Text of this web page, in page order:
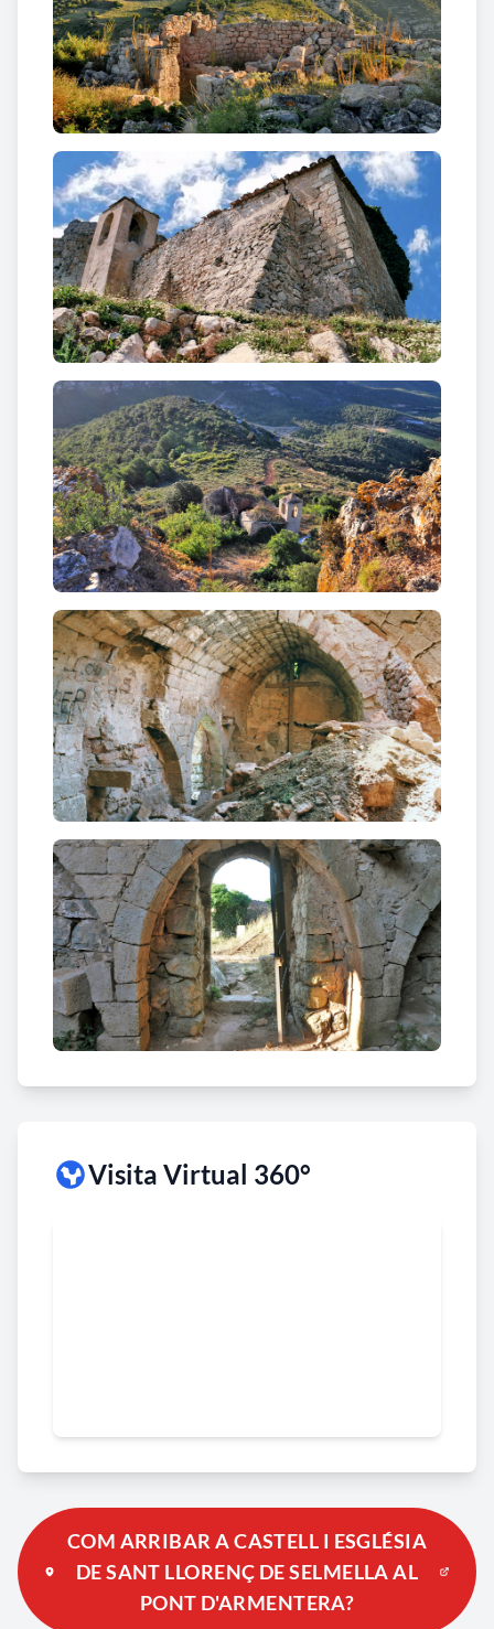
arquitectònics entre els que formen la línia
defensiva del riu Gaià que van formar la frontera
sud de la Marca Hispànica (segle X). Però tot i
formar part d’aquesta línia defensiva, el castell de
Selmella ocupa un lloc avançat respecte a la resta
de fortificacions, entre les quals hi ha els castells de
Saburella, Vallespinosa, Santa Perpètua de Gaià i
Tamarit.
De la planta original es conserven encara
importants restes (bona part de la torre de defensa
davant el fossat, alguns murs del mateix castell, la
distribució dels murs interiors perfectament
distingible, i fins i tot algunes espitlleres). De tota
manera, per la seva disposició interior, el que es
conserva actualment del castell sembla que respon
a modificacions i afegits posteriors, del
començament del gòtic (segle XIII) i, per tant, d'una
època en què el castell devia esdevenir palau feudal,
ja sense propòsits bèl·lics, però conservant tota la
Al peu del castell hi ha el poble deshabitat de
Selmella, en el qual hi ha l’església romànica de
Sant Llorenç de Selmelladel segle XII, que
conserva els patrons romànics de la construcció
original, conservant la porta d’accés d’arc de mig
punt amb grans dovelles de pedra i la volta
parcialment ensorrada. Malgrat les
transformacions experimentades al llarg del temps,
alguns dels seus elements mostren característiques
romàniques de transició al gòtic i plenament
gòtiques (arcs apuntats). La coberta exterior és de
teula, a un vessant.
L'església de Sant Llorenç de Selmella depenia de la
l'Ajuntament del Pont d’Armentera, “atès el mal
estat de l'església [...] sense cap utilitat cultual des
Visita Virtual 360°
COM ARRIBAR A CASTELL I ESGLÉSIA
DE SANT LLORENÇ DE SELMELLA AL
PONT D'ARMENTERA?